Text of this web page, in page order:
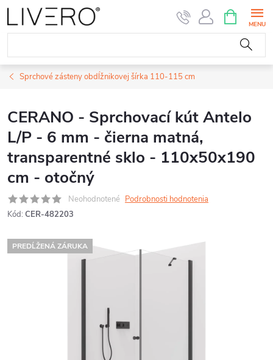
Prejsť
na
obsah
KOŠÍK
Sprchové zásteny obdĺžnikovej šírka 110-115 cm
CERANO - Sprchovací kút Antelo
L/P - 6 mm - čierna matná,
transparentné sklo - 110x50x190
cm - otočný
Neohodnotené Podrobnosti hodnotenia
Kód: CER-482203
PREDĹŽENÁ ZÁRUKA